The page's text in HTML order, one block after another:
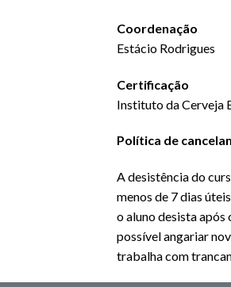
Coordenação
Estácio Rodrigues
Certificação
Instituto da Cerveja
Política de
A desistência do
menos de 7 dias
o aluno desista
possível angariar
trabalha com